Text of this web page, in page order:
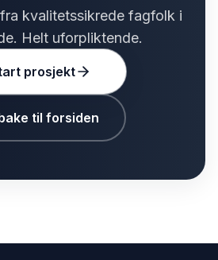
kvalitetssikrede fagfolk i
Helt uforpliktende.
prosjekt
til forsiden